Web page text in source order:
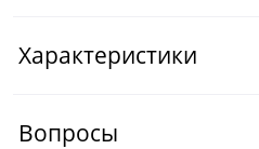
Характеристики
Вопросы